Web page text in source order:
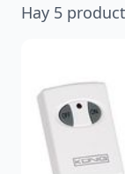
Hay 5